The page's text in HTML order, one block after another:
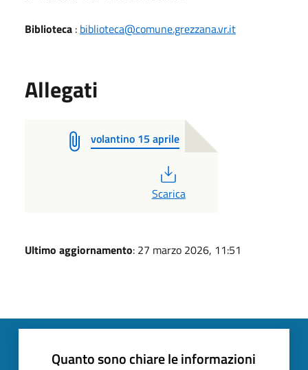
Biblioteca : biblioteca@comune.grezzana.vr.it
Allegati
volantino 15 aprile
Scarica
Ultimo aggiornamento: 27 marzo 2026, 11:51
Quanto sono chiare le informazioni